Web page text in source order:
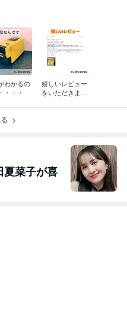
わかるの
・・・
嬉しいレビュー
をいただきまし
夏菜子が喜